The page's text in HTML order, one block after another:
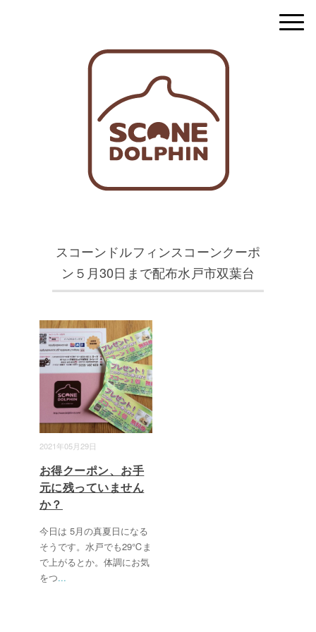
スコーンドルフィンスコーンクーポ
ン５月30日まで配布水戸市双葉台
2021年05月29日
お得クーポン、お手
元に残っていません
か？
今日は 5月の真夏日になる
そうです。水戸でも29℃ま
で上がるとか。体調にお気
をつ...